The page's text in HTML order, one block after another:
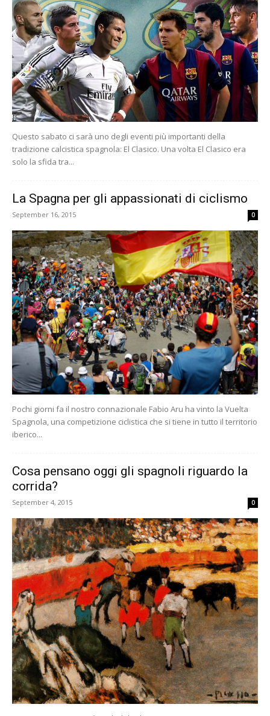
Questo sabato ci sarà uno degli eventi più importanti della
tradizione calcistica spagnola: El Clasico. Una volta El Clasico era
solo la sfida tra...
La Spagna per gli appassionati di ciclismo
September 16, 2015 0
Pochi giorni fa il nostro connazionale Fabio Aru ha vinto la Vuelta
Spagnola, una competizione ciclistica che si tiene in tutto il territorio
iberico...
Cosa pensano oggi gli spagnoli riguardo la
corrida?
September 4, 2015 0